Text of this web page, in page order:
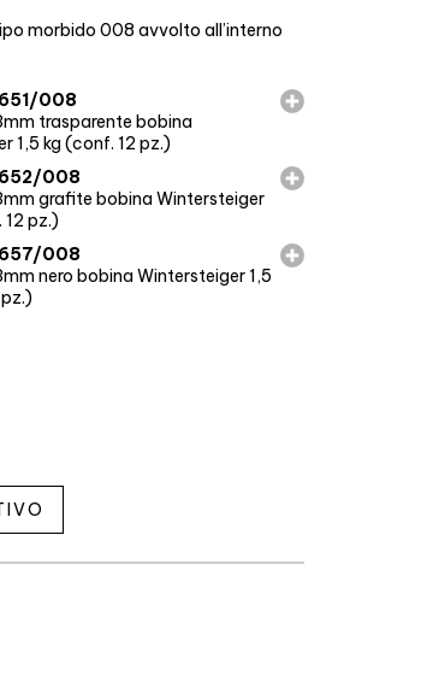
morbido 008 avvolto all’interno
008
trasparente bobina
1,5 kg (conf. 12 pz.)
008
grafite bobina Wintersteiger
12 pz.)
008
nero bobina Wintersteiger 1,5